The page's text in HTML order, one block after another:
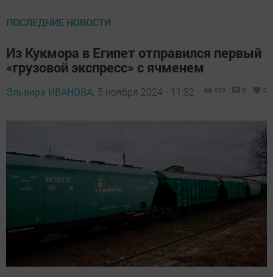
ПОСЛЕДНИЕ НОВОСТИ
Из Кукмора в Египет отправился первый
«грузовой экспресс» с ячменем
Эльвира ИВАНОВА, 5 ноября 2024 - 11:32 999 0 0